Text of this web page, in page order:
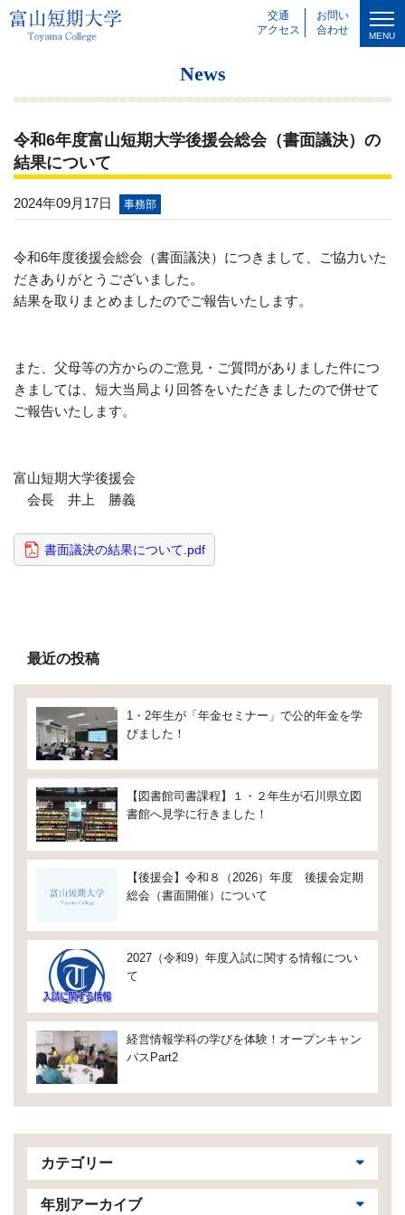
交通
アクセス
お問い
合わせ
MENU
News
令和6年度富山短期大学後援会総会（書面議決）の
結果について
2024年09月17日 事務部
令和6年度後援会総会（書面議決）につきまして、ご協力いた
だきありがとうございました。
結果を取りまとめましたのでご報告いたします。
また、父母等の方からのご意見・ご質問がありました件につ
きましては、短大当局より回答をいただきましたので併せて
ご報告いたします。
富山短期大学後援会
会長 井上 勝義
書面議決の結果について.pdf
最近の投稿
1・2年生が「年金セミナー」で公的年金を学
びました！
【図書館司書課程】１・２年生が石川県立図
書館へ見学に行きました！
【後援会】令和８（2026）年度 後援会定期
総会（書面開催）について
2027（令和9）年度入試に関する情報につい
て
経営情報学科の学びを体験！オープンキャン
パスPart2
カテゴリー
年別アーカイブ